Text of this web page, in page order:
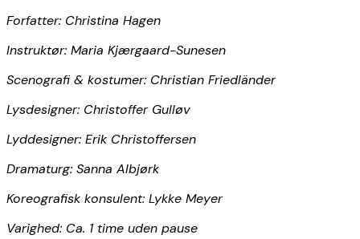
Forfatter: Christina Hagen
Instruktør: Maria Kjærgaard-Sunesen
Scenografi & kostumer: Christian Friedländer
Lysdesigner: Christoffer Gulløv
Lyddesigner: Erik Christoffersen
Dramaturg: Sanna Albjørk
Koreografisk konsulent: Lykke Meyer
Varighed: Ca. 1 time uden pause